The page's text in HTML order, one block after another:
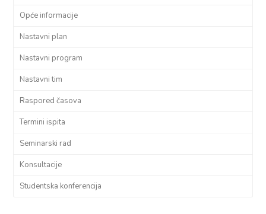
Opće informacije
Nastavni plan
Nastavni program
Nastavni tim
Raspored časova
Termini ispita
Seminarski rad
Konsultacije
Studentska konferencija